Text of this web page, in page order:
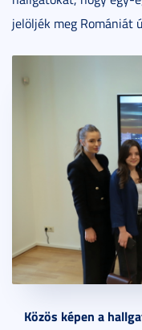
jelöljék meg Romániát
Közös képen a